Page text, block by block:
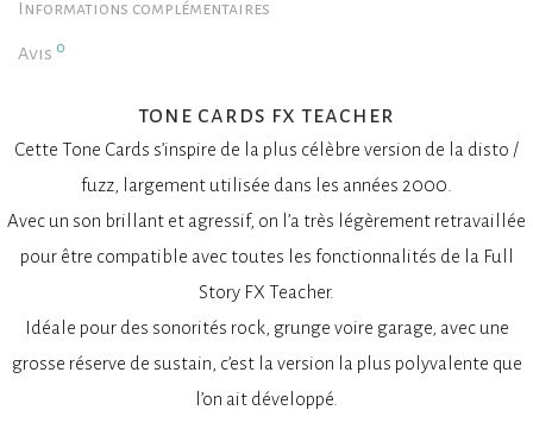
Informations complémentaires
Avis 0
tone cards fx teacher
Cette Tone Cards s’inspire de la plus célèbre version de la disto /
fuzz, largement utilisée dans les années 2000.
Avec un son brillant et agressif, on l’a très légèrement retravaillée
pour être compatible avec toutes les fonctionnalités de la Full
Story FX Teacher.
Idéale pour des sonorités rock, grunge voire garage, avec une
grosse réserve de sustain, c’est la version la plus polyvalente que
l’on ait développé.